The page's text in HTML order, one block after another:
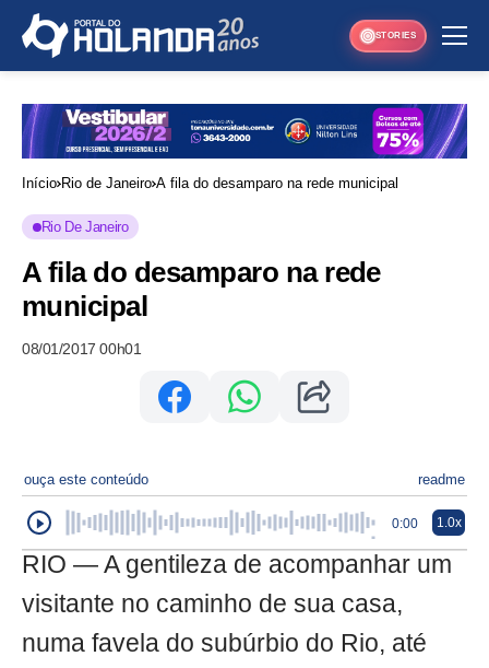
STORIES
Início Rio de Janeiro A fila do desamparo na rede municipal
Rio De Janeiro
A fila do desamparo na rede
municipal
08/01/2017 00h01
ouça este conteúdo readme
0:00 1.0x
RIO — A gentileza de acompanhar um
visitante no caminho de sua casa,
numa favela do subúrbio do Rio, até